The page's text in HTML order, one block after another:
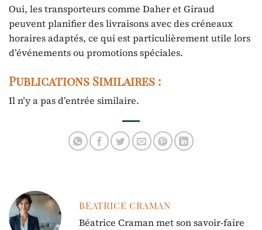
Oui, les transporteurs comme Daher et Giraud
peuvent planifier des livraisons avec des créneaux
horaires adaptés, ce qui est particulièrement utile lors
d’événements ou promotions spéciales.
Publications Similaires :
Il n’y a pas d’entrée similaire.
BEATRICE CRAMAN
Béatrice Craman met son savoir-faire